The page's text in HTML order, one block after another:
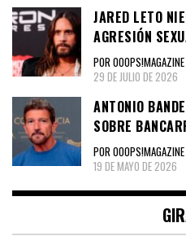
JARED LETO
AGRESIÓN
POR OOOPS!MAGAZINE
29 DE JULIO DE 2026
ANTONIO
SOBRE
POR OOOPS!MAGAZINE
19 DE MAYO DE 2026